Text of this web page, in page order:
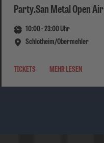
Party.San Metal Open Air
10:00-23:00Uhr
Schlotheim/Obermehler
TICKETS MEHR LESEN